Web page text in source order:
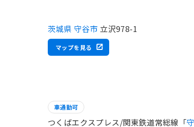
茨城県 守谷市 立沢978-1
マップを見る
車通勤可
つくばエクスプレス/関東鉄道常総線「